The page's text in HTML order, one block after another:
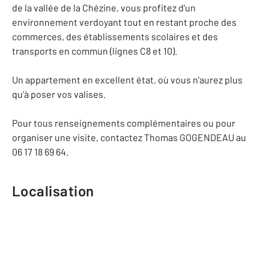
de la vallée de la Chézine, vous profitez d'un
environnement verdoyant tout en restant proche des
commerces, des établissements scolaires et des
transports en commun (lignes C8 et 10).
Un appartement en excellent état, où vous n'aurez plus
qu'à poser vos valises.
Pour tous renseignements complémentaires ou pour
organiser une visite, contactez Thomas GOGENDEAU au
06 17 18 69 64.
Localisation